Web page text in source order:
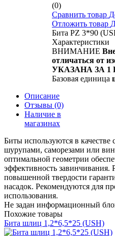
(0)
Сравнить товар
Отложить товар
Бита РZ 3*90
Характеристики
ВНИМАНИЕ
отличаться от
УКАЗАНА ЗА
Базовая единица
Описание
Отзывы (0)
Наличие в
магазинах
Биты используются в качестве
шурупами, саморезами или
оптимальной геометрии
эффективность завинчивания.
повышенной твердости
насадок. Рекомендуются для
использования.
Не задан информационный
Похожие товары
Бита шлиц 1,2*6,5*25 (USH)